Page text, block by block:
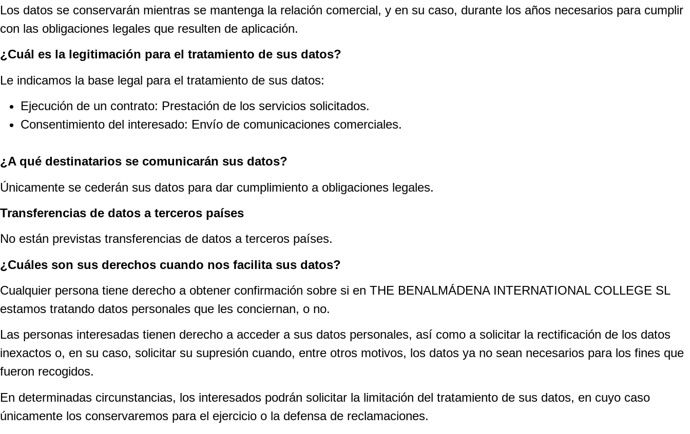
Los datos se conservarán mientras se mantenga la relación comercial, y en su caso, durante los años necesarios para cumplir
con las obligaciones legales que resulten de aplicación.
¿Cuál es la legitimación para el tratamiento de sus datos?
Le indicamos la base legal para el tratamiento de sus datos:
Ejecución de un contrato: Prestación de los servicios solicitados.
Consentimiento del interesado: Envío de comunicaciones comerciales.
¿A qué destinatarios se comunicarán sus datos?
Únicamente se cederán sus datos para dar cumplimiento a obligaciones legales.
Transferencias de datos a terceros países
No están previstas transferencias de datos a terceros países.
¿Cuáles son sus derechos cuando nos facilita sus datos?
Cualquier persona tiene derecho a obtener confirmación sobre si en THE BENALMÁDENA INTERNATIONAL COLLEGE SL
estamos tratando datos personales que les conciernan, o no.
Las personas interesadas tienen derecho a acceder a sus datos personales, así como a solicitar la rectificación de los datos
inexactos o, en su caso, solicitar su supresión cuando, entre otros motivos, los datos ya no sean necesarios para los fines que
fueron recogidos.
En determinadas circunstancias, los interesados podrán solicitar la limitación del tratamiento de sus datos, en cuyo caso
únicamente los conservaremos para el ejercicio o la defensa de reclamaciones.